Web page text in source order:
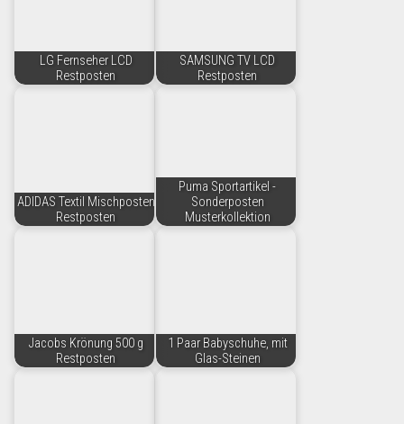
LG Fernseher LCD
Restposten
SAMSUNG TV LCD
Restposten
ADIDAS Textil Mischposten
Restposten
Puma Sportartikel -
Sonderposten
Musterkollektion
Jacobs Krönung 500 g
Restposten
1 Paar Babyschuhe, mit
Glas-Steinen